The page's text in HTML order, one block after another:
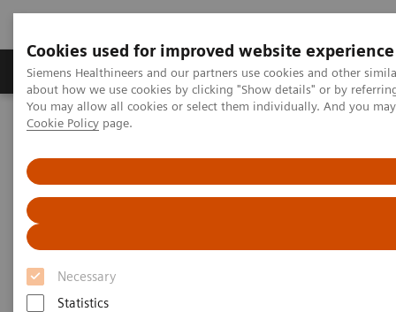
Cookies used for improved website experience
Siemens Healthineers and our partners use cookies and other
about how we use cookies by clicking "Show details" or by
You may allow all cookies or select them individually. And you
Cookie Policy page.
Necessary
Statistics
Produtos e serviços Especialidades Clínicas e
Siemens Healthineers Brasil
Proteínas Plasmáticas
Os sistemas Siemens Healthineers de plasma
proteínas entregam resultados precisos e fornecem